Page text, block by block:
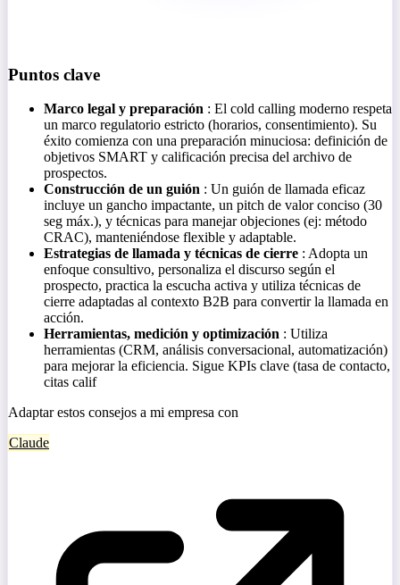
Puntos clave
Marco legal y preparación : El cold calling moderno respeta
un marco regulatorio estricto (horarios, consentimiento). Su
éxito comienza con una preparación minuciosa: definición de
objetivos SMART y calificación precisa del archivo de
prospectos.
Construcción de un guión : Un guión de llamada eficaz
incluye un gancho impactante, un pitch de valor conciso (30
seg máx.), y técnicas para manejar objeciones (ej: método
CRAC), manteniéndose flexible y adaptable.
Estrategias de llamada y técnicas de cierre : Adopta un
enfoque consultivo, personaliza el discurso según el
prospecto, practica la escucha activa y utiliza técnicas de
cierre adaptadas al contexto B2B para convertir la llamada en
acción.
Herramientas, medición y optimización : Utiliza
herramientas (CRM, análisis conversacional, automatización)
para mejorar la eficiencia. Sigue KPIs clave (tasa de contacto,
citas calif
Adaptar estos consejos a mi empresa con
Claude